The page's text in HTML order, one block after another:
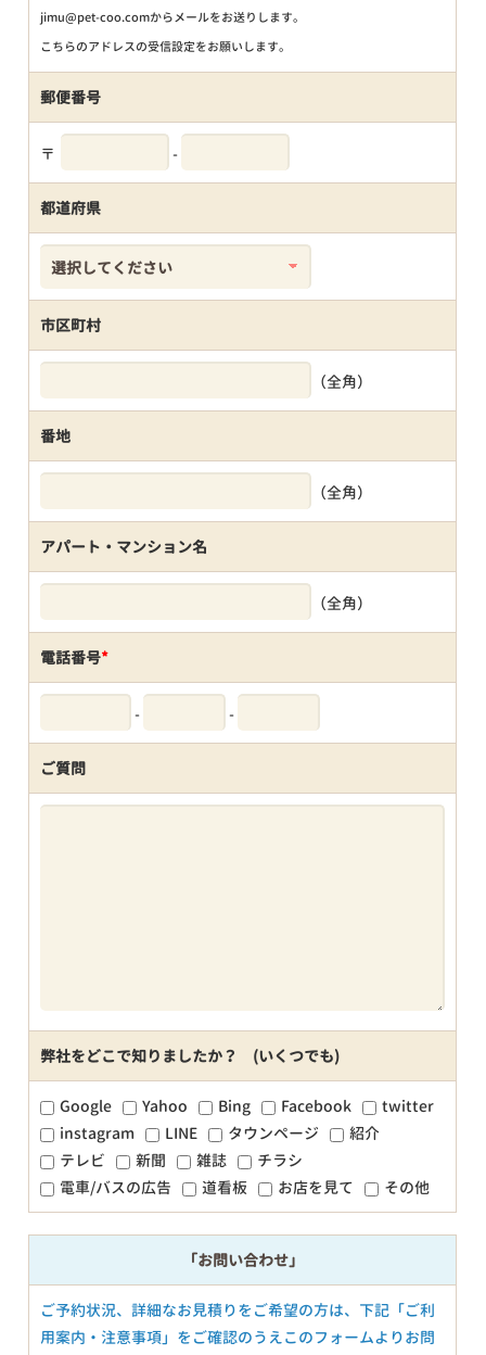
jimu@pet-coo.comからメールをお送りします。
こちらのアドレスの受信設定をお願いします。
郵便番号
〒 -
都道府県
市区町村
（全角）
番地
（全角）
アパート・マンション名
（全角）
電話番号*
- -
ご質問
弊社をどこで知りましたか？ (いくつでも)
Google Yahoo Bing Facebook
twitter
instagram
LINE タウンページ
紹介
テレビ
新聞 雑誌
チラシ
電車/バスの広告
道看板 お店を見て その他
「お問い合わせ」
ご予約状況、詳細なお見積りをご希望の方は、下記「ご利
用案内・注意事項」をご確認のうえこのフォームよりお問